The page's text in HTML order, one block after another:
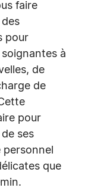
faire
pour
à
de
de
pour
ses
que